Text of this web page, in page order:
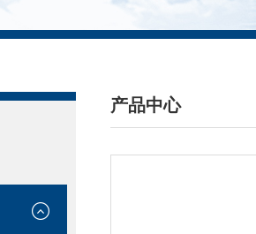
产品中心
/ PRODUCTS CENTER